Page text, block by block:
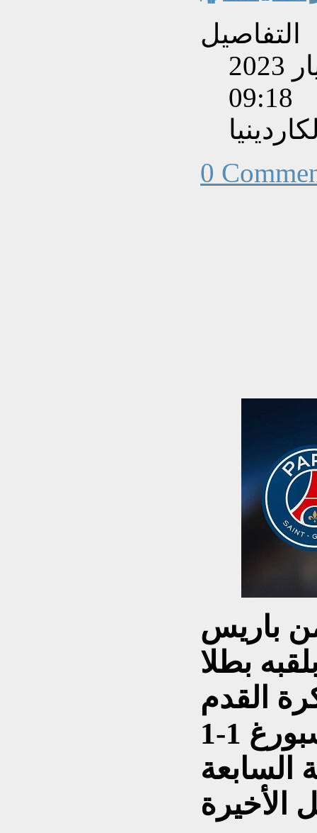
التفاصيل
تم إنشاءه بتاريخ الأحد, 28 أيار 2023
09:18
0
باريس
بطلا
القدم
بتعادله مع مضيفه ستراسبورغ 1-1
السابعة